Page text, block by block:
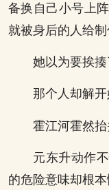
备换自己小号上
就被身后的人给制
她以为要挨揍
那个人却解开
霍江河霍然抬
元东升动作
的危险意味却根本